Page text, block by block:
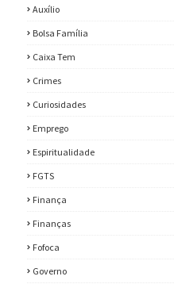
Auxílio
Bolsa Família
Caixa Tem
Crimes
Curiosidades
Emprego
Espiritualidade
FGTS
Finança
Finanças
Fofoca
Governo